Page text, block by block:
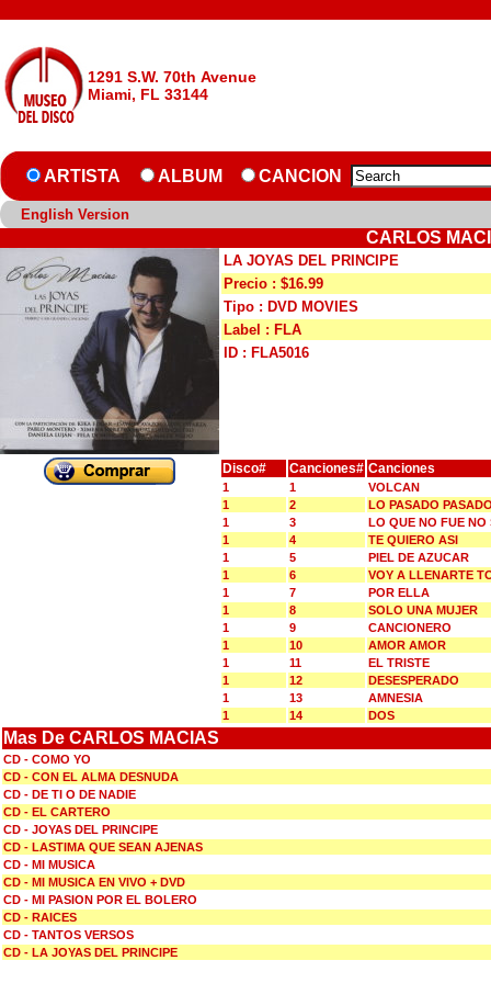
1291 S.W. 70th Avenue
Miami, FL 33144
ARTISTA ALBUM CANCION
English Version
CARLOS
LA JOYAS DEL PRINCIPE
Precio : $16.99
Tipo : DVD MOVIES
Label : FLA
ID : FLA5016
Disco# Canciones# Canciones
1 1
VOLCAN
1
2
LO PASADO
1
3
LO QUE NO FUE NO
1
4
TE QUIERO ASI
1
5
PIEL DE AZUCAR
1
6
VOY A LLENARTE
1
7
POR ELLA
1
8
SOLO UNA MUJER
1
9
CANCIONERO
1
10
AMOR AMOR
1
11
EL TRISTE
1
12
DESESPERADO
1
13
AMNESIA
1
14 DOS
Mas De CARLOS MACIAS
CD - COMO YO
CD - CON EL ALMA DESNUDA
CD - DE TI O DE NADIE
CD - EL CARTERO
CD - JOYAS DEL PRINCIPE
CD - LASTIMA QUE SEAN AJENAS
CD - MI MUSICA
CD - MI MUSICA EN VIVO + DVD
CD - MI PASION POR EL BOLERO
CD - RAICES
CD - TANTOS VERSOS
CD - LA JOYAS DEL PRINCIPE